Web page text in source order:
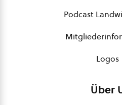
Podcast
Logos
Über